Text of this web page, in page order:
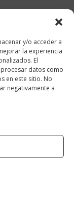
y/o acceder a
la experiencia
El
datos como
en este sitio. No
negativamente a